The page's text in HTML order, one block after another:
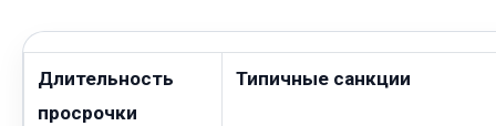
Длительность
просрочки
Типичные санкции